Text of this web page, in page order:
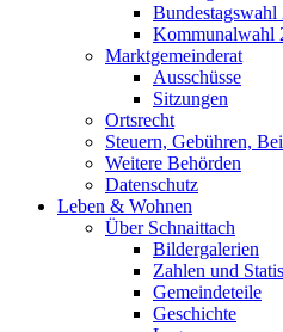
Bundestagswahl
Kommunalwahl
Marktgemeinderat
Ausschüsse
Sitzungen
Ortsrecht
Steuern, Gebühren,
Weitere Behörden
Datenschutz
Leben & Wohnen
Über Schnaittach
Bildergalerien
Zahlen und
Gemeindeteile
Geschichte